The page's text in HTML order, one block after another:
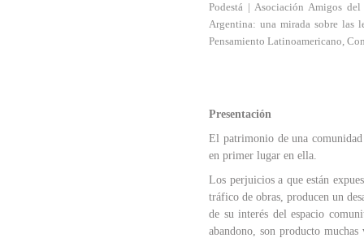
Podestá | Asociación Amigos
Argentina: una mirada sobre las
Pensamiento Latinoamericano,
Presentación
El patrimonio de una
en primer lugar en ella.
Los perjuicios a que están
tráfico de obras, producen un
de su interés del espacio
abandono, son producto